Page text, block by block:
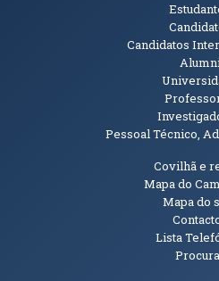
Candidatos
Pessoal Técnico,
InformaçõesCovilhã e
Mapa do
Mapa do
Lista